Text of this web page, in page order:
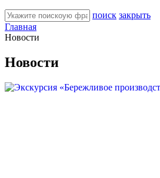
поиск закрыть
Главная
Новости
Новости